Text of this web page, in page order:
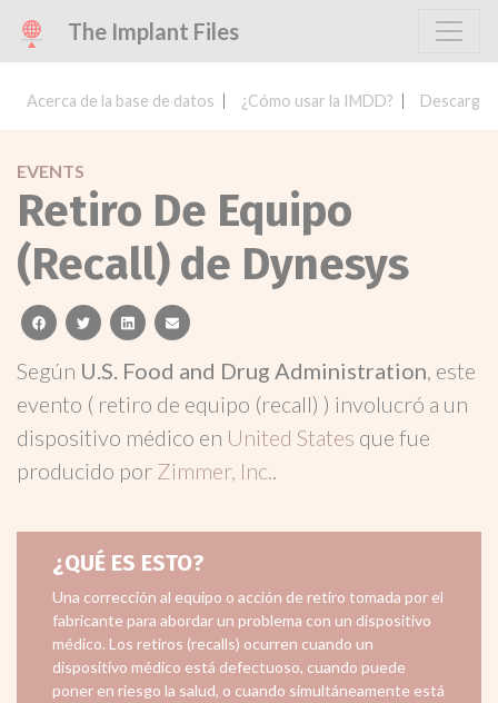
The Implant Files
Acerca de la base de datos ¿Cómo usar la IMDD? Descargar
EVENTS
Retiro De Equipo
(Recall) de Dynesys
facebooktwitterlinkedinemail
Según U.S. Food and Drug Administration, este
evento ( retiro de equipo (recall) ) involucró a un
dispositivo médico en United States que fue
producido por Zimmer, Inc..
¿QUÉ ES ESTO?
Una corrección al equipo o acción de retiro tomada por el
fabricante para abordar un problema con un dispositivo
médico. Los retiros (recalls) ocurren cuando un
dispositivo médico está defectuoso, cuando puede
poner en riesgo la salud, o cuando simultáneamente está